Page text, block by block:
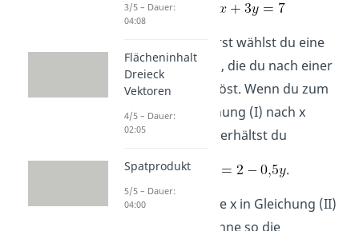
Zuerst wählst du eine
Gleichung aus, die du nach einer
Variablen auflöst. Wenn du zum
Beispiel Gleichung (I) nach x
umformst, so erhältst du
(I‘)
.
Schritt 2:
Setze x in Gleichung (II)
ein und berechne so die
3/5 – Dauer:
04:08
Flächeninhalt
Dreieck
Vektoren
4/5 – Dauer:
02:05
Spatprodukt
5/5 – Dauer:
04:00